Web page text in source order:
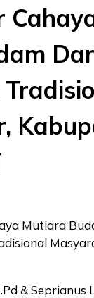
Mutiara
& Seprianus